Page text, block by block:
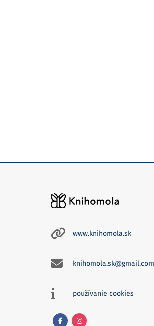
www.knihomola.sk
knihomola.sk@gmail.com
používanie cookies